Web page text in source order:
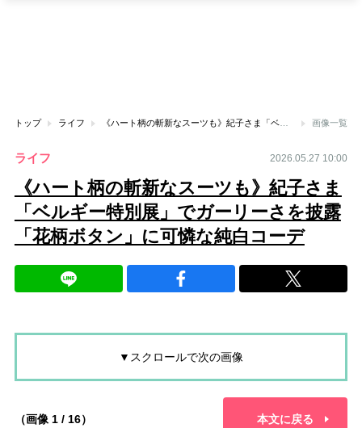
トップ ライフ 《ハート柄の斬新なスーツも》紀子さま「ベルギー特別展」でガーリーさを披露「花柄ボタン」に可憐な純白コーデ 画像一覧
ライフ 2026.05.27 10:00
《ハート柄の斬新なスーツも》紀子さま
「ベルギー特別展」でガーリーさを披露
「花柄ボタン」に可憐な純白コーデ
▼スクロールで次の画像
（画像 1 / 16） 本文に戻る